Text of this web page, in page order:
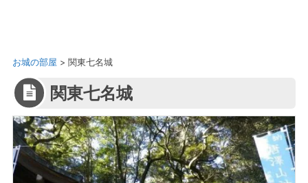
お城の部屋 > 関東七名城
関東七名城